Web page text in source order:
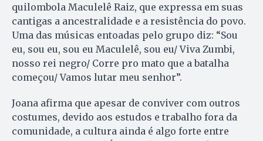
quilombola Maculelê Raiz, que expressa em suas
cantigas a ancestralidade e a resistência do povo.
Uma das músicas entoadas pelo grupo diz: “Sou
eu, sou eu, sou eu Maculelê, sou eu/ Viva Zumbi,
nosso rei negro/ Corre pro mato que a batalha
começou/ Vamos lutar meu senhor”.
Joana afirma que apesar de conviver com outros
costumes, devido aos estudos e trabalho fora da
comunidade, a cultura ainda é algo forte entre